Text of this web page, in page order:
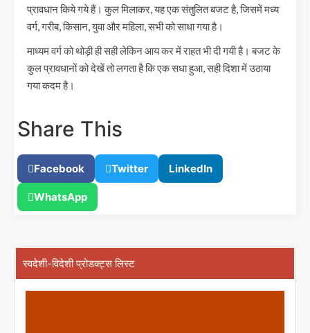
प्रावधान किये गये हैं। कुल मिलाकर, यह एक संतुलित बजट है, जिसमें मध्य
वर्ग, गरीब, किसान, युवा और महिला, सभी को साधा गया है।
माध्यम वर्ग को थोड़ी ही सही लेकिन आय कर में राहत भी दी गयी है। बजट के
कुल प्रावधानों को देखें तो लगता है कि एक सधा हुआ, सही दिशा में उठाया
गया कदम है।
Share This
Facebook Twitter LinkedIn
WhatsApp
स्वदेशी-विदेशी प्रोडक्ट्स लिस्ट